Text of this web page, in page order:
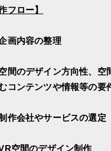
フロー】
画内容の整理
間のデザイン方向性、空
コンテンツや情報等の要
作会社やサービスの選定
空間のデザイン制作